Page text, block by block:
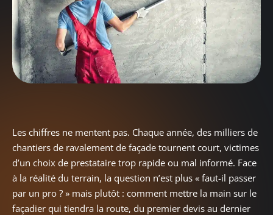
Les chiffres ne mentent pas. Chaque année, des milliers de
chantiers de ravalement de façade tournent court, victimes
d’un choix de prestataire trop rapide ou mal informé. Face
à la réalité du terrain, la question n’est plus « faut-il passer
par un pro ? » mais plutôt : comment mettre la main sur le
façadier qui tiendra la route, du premier devis au dernier